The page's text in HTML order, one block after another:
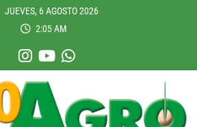
JUEVES, 6 AGOSTO 2026
2:05 AM